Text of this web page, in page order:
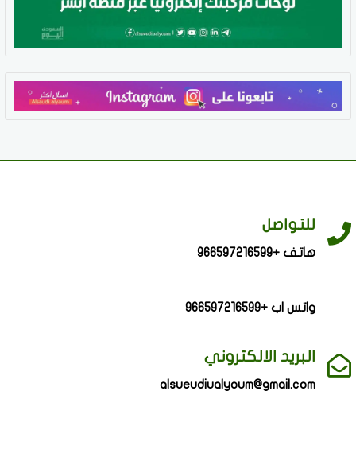
للتواصل
هاتف +966597216599
واتس اب +966597216599
البريد الالكتروني
alsueudiualyoum@gmail.com